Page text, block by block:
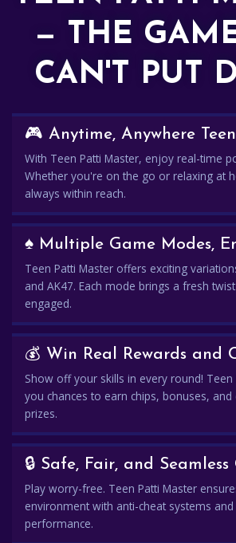
— THE
CAN'T PUT
With Teen Patti Master, enjoy real-time
Whether you're on the go or relaxing at
always within reach.
♠️ Multiple Game Modes,
Teen Patti Master offers exciting
and AK47. Each mode brings a fresh
engaged.
Show off your skills in every round! Teen
you chances to earn chips, bonuses, and
prizes.
🔒 Safe, Fair, and
Play worry-free. Teen Patti Master
environment with anti-cheat systems
performance.